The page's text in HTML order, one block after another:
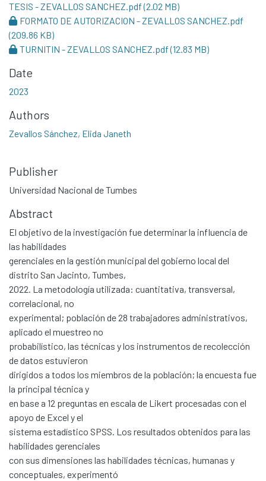
TESIS - ZEVALLOS SANCHEZ.pdf(2.02 MB)
FORMATO DE AUTORIZACION - ZEVALLOS SANCHEZ.pdf
(209.86 KB)
TURNITIN - ZEVALLOS SANCHEZ.pdf(12.83 MB)
Date
2023
Authors
Zevallos Sánchez, Elida Janeth
Publisher
Universidad Nacional de Tumbes
Abstract
El objetivo de la investigación fue determinar la influencia de
las habilidades
gerenciales en la gestión municipal del gobierno local del
distrito San Jacinto, Tumbes,
2022. La metodología utilizada: cuantitativa, transversal,
correlacional, no
experimental; población de 28 trabajadores administrativos,
aplicado el muestreo no
probabilístico, las técnicas y los instrumentos de recolección
de datos estuvieron
dirigidos a todos los miembros de la población; la encuesta fue
la principal técnica y
en base a 12 preguntas en escala de Likert procesadas con el
apoyo de Excel y el
sistema estadístico SPSS. Los resultados obtenidos para las
habilidades gerenciales
con sus dimensiones las habilidades técnicas, humanas y
conceptuales, experimentó